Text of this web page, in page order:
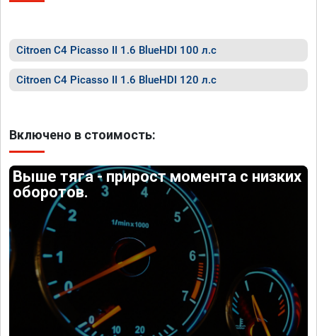
Citroen C4 Picasso II 1.6 BlueHDI 100 л.с
Citroen C4 Picasso II 1.6 BlueHDI 120 л.с
Включено в стоимость:
Выше тяга - прирост момента с низких
оборотов.